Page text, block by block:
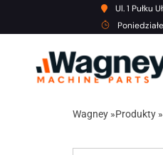
Ul. 1 Pułku
Wagney »Produkty »